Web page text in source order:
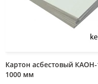
Картон асбестовый КАОН-
1000 мм